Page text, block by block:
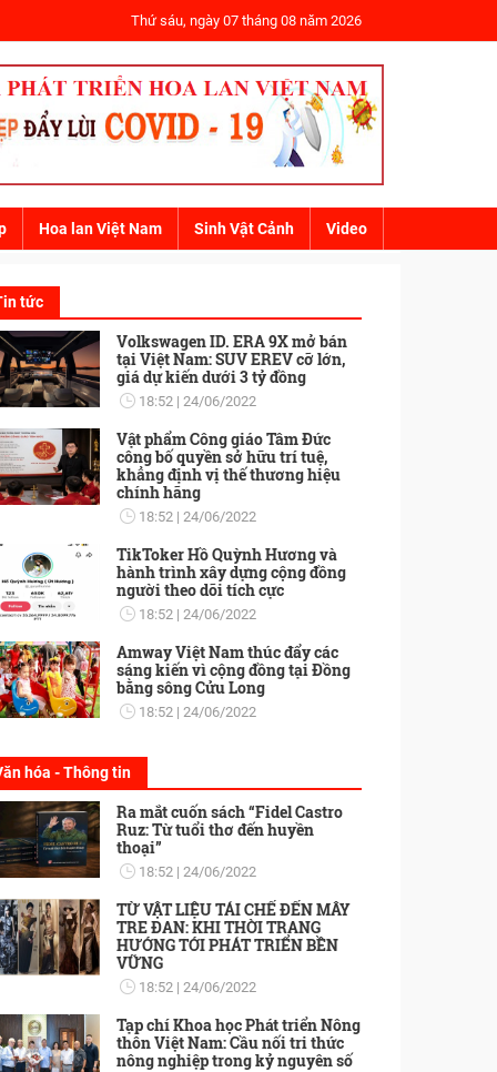
Thứ sáu, ngày 07 tháng 08 năm 2026
Hoa lan Việt Nam Sinh Vật Cảnh Video
tức
Volkswagen ID. ERA 9X mở bán
tại Việt Nam: SUV EREV cỡ lớn,
giá dự kiến dưới 3 tỷ đồng
18:52 24/06/2022
Vật phẩm Công giáo Tâm Đức
công bố quyền sở hữu trí tuệ,
khẳng định vị thế thương hiệu
chính hãng
18:52 24/06/2022
TikToker Hồ Quỳnh Hương và
hành trình xây dựng cộng đồng
người theo dõi tích cực
18:52 24/06/2022
Amway Việt Nam thúc đẩy các
sáng kiến vì cộng đồng tại Đồng
bằng sông Cửu Long
18:52 24/06/2022
hóa - Thông tin
Ra mắt cuốn sách “Fidel Castro
Ruz: Từ tuổi thơ đến huyền
thoại”
18:52 24/06/2022
TỪ VẬT LIỆU TÁI CHẾ ĐẾN MÂY
TRE ĐAN: KHI THỜI TRANG
HƯỚNG TỚI PHÁT TRIỂN BỀN
VỮNG
18:52 24/06/2022
Tạp chí Khoa học Phát triển Nông
thôn Việt Nam: Cầu nối tri thức
nông nghiệp trong kỷ nguyên số